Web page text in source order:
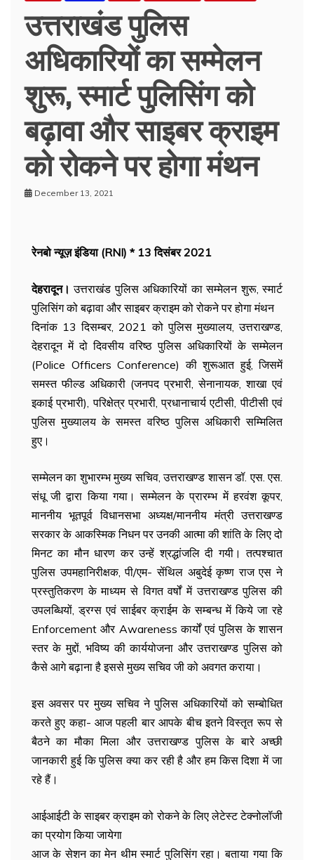
उत्तराखंड पुलिस
अधिकारियों का सम्मेलन
शुरू, स्मार्ट पुलिसिंग को
बढ़ावा और साइबर क्राइम
को रोकने पर होगा मंथन
December 13, 2021
रेनबो न्यूज़ इंडिया (RNI) * 13 दिसंबर 2021
देहरादून। उत्तराखंड पुलिस अधिकारियों का सम्मेलन शुरू, स्मार्ट
पुलिसिंग को बढ़ावा और साइबर क्राइम को रोकने पर होगा मंथन
दिनांक 13 दिसम्बर, 2021 को पुलिस मुख्यालय, उत्तराखण्ड,
देहरादून में दो दिवसीय वरिष्ठ पुलिस अधिकारियों के सम्मेलन
(Police Officers Conference) की शुरूआत हुई, जिसमें
समस्त फील्ड अधिकारी (जनपद प्रभारी, सेनानायक, शाखा एवं
इकाई प्रभारी), परिक्षेत्र प्रभारी, प्रधानाचार्य एटीसी, पीटीसी एवं
पुलिस मुख्यालय के समस्त वरिष्ठ पुलिस अधिकारी सम्मिलित
हुए।
सम्मेलन का शुभारम्भ मुख्य सचिव, उत्तराखण्ड शासन डॉ. एस. एस.
संधू जी द्वारा किया गया। सम्मेलन के प्रारम्भ में हरवंश कूपर,
माननीय भूतपूर्व विधानसभा अध्यक्ष/माननीय मंत्री उत्तराखण्ड
सरकार के आकस्मिक निधन पर उनकी आत्मा की शांति के लिए दो
मिनट का मौन धारण कर उन्हें श्रद्धांजलि दी गयी। तत्पश्चात
पुलिस उपमहानिरीक्षक, पी/एम- सेंथिल अबुदेई कृष्ण राज एस ने
प्रस्तुतिकरण के माध्यम से विगत वर्षों में उत्तराखण्ड पुलिस की
उपलब्धियों, ड्रग्स एवं साईबर क्राईम के सम्बन्ध में किये जा रहे
Enforcement और Awareness कार्यों एवं पुलिस के शासन
स्तर के मुद्दों, भविष्य की कार्ययोजना और उत्तराखण्ड पुलिस को
कैसे आगे बढ़ाना है इससे मुख्य सचिव जी को अवगत कराया।
इस अवसर पर मुख्य सचिव ने पुलिस अधिकारियों को सम्बोधित
करते हुए कहा- आज पहली बार आपके बीच इतने विस्तृत रूप से
बैठने का मौका मिला और उत्तराखण्ड पुलिस के बारे अच्छी
जानकारी हुई कि पुलिस क्या कर रही है और हम किस दिशा में जा
रहे हैं।
आईआईटी के साइबर क्राइम को रोकने के लिए लेटेस्ट टेक्नोलॉजी
का प्रयोग किया जायेगा
आज के सेशन का मेन थीम स्मार्ट पुलिसिंग रहा। बताया गया कि